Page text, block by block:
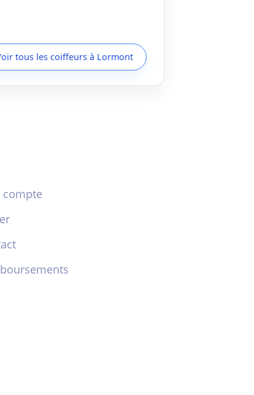
tous les coiffeurs à Lormont
compte